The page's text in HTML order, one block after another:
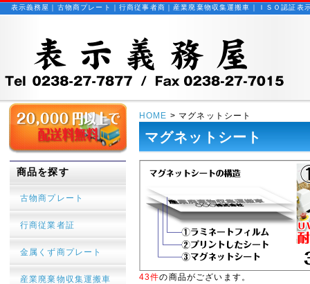
表示義務屋｜古物商プレート｜行商従事者商｜産業廃棄物収集運搬車｜ＩＳＯ認証
商品を探す
古物商プレート
行商従業者証
金属くず商プレート
産業廃棄物収集運搬車
HOME > マグネットシート
マグネットシート
43件の商品がございます。